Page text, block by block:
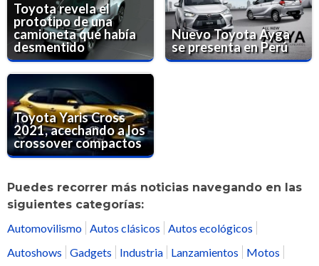
Toyota revela el
prototipo de una
camioneta que había
desmentido
Nuevo Toyota Ayga
se presenta en Perú
Toyota Yaris Cross
2021, acechando a los
crossover compactos
Puedes recorrer más noticias navegando en las
siguientes categorías:
Automovilismo Autos clásicos
Autos ecológicos
Autoshows
Gadgets Industria Lanzamientos Motos